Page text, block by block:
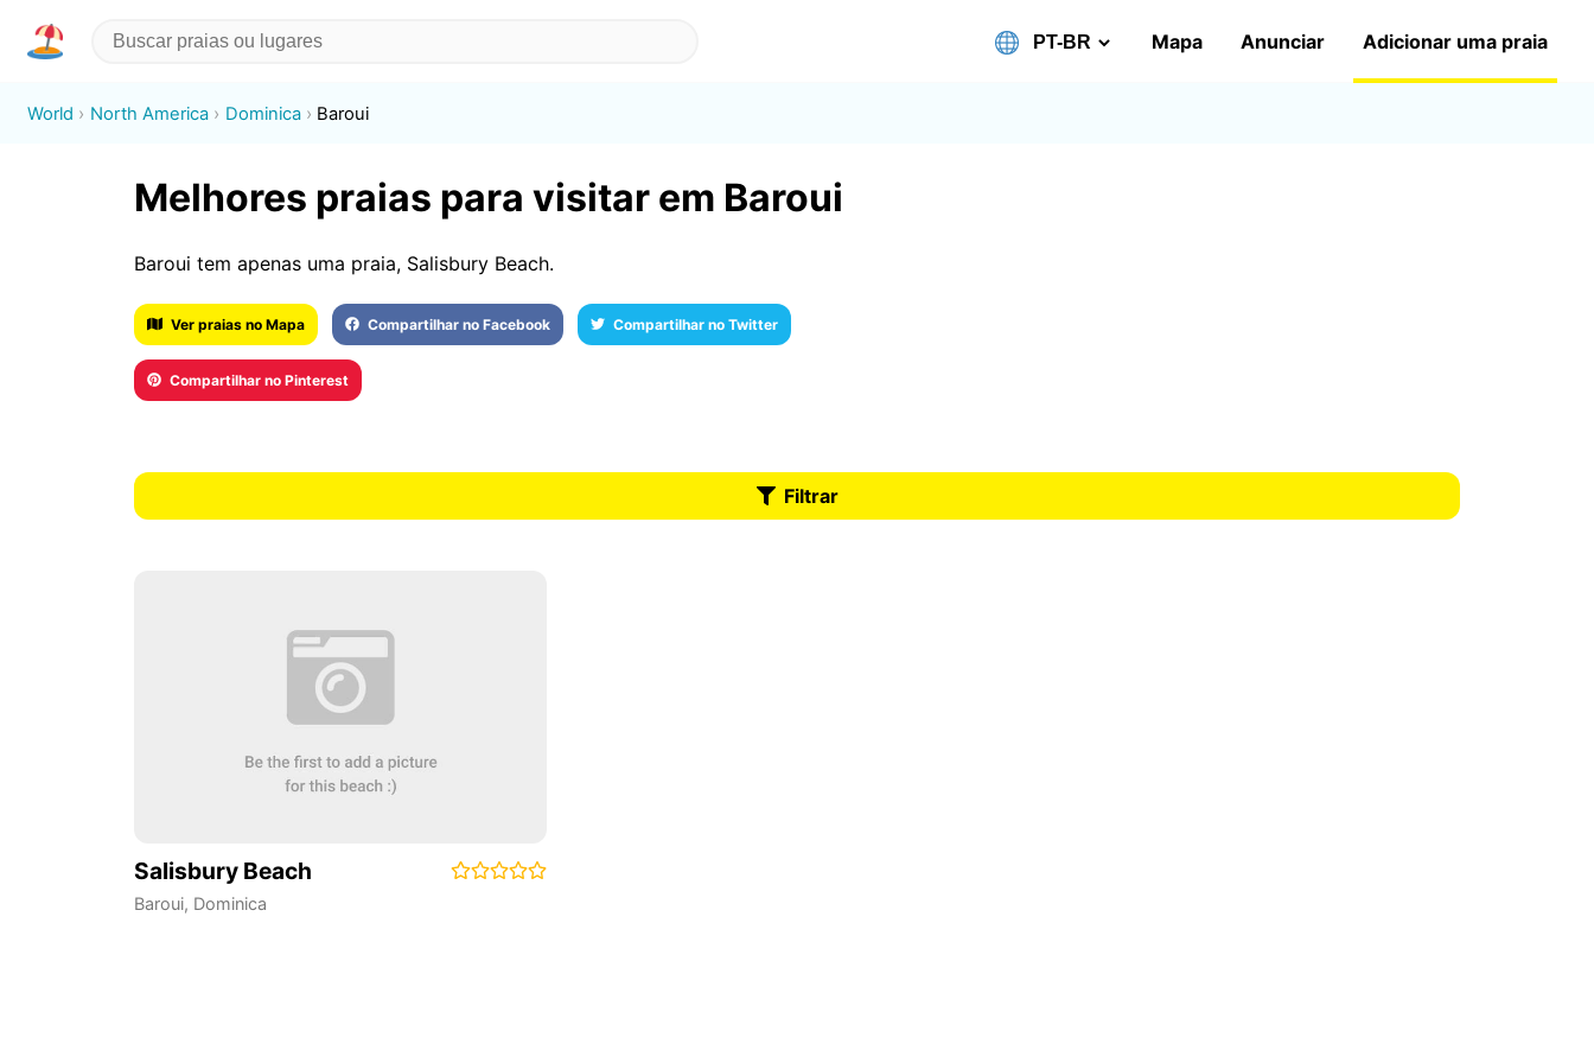
Mapa Anunciar Adicionar uma praia
World North America Dominica Baroui
Melhores praias para visitar em Baroui
Baroui tem apenas uma praia, Salisbury Beach.
Ver praias no Mapa Compartilhar no Facebook Compartilhar no Twitter
Compartilhar no Pinterest
Filtrar
Salisbury Beach
Baroui, Dominica